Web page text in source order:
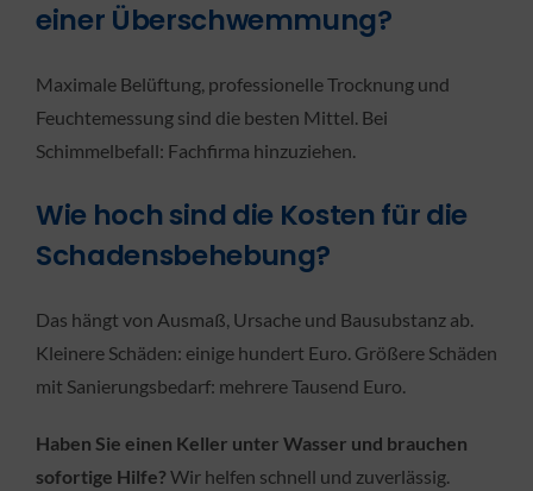
einer Überschwemmung?
Maximale Belüftung, professionelle Trocknung und
Feuchtemessung sind die besten Mittel. Bei
Schimmelbefall: Fachfirma hinzuziehen.
Wie hoch sind die Kosten für die
Schadensbehebung?
Das hängt von Ausmaß, Ursache und Bausubstanz ab.
Kleinere Schäden: einige hundert Euro. Größere Schäden
mit Sanierungsbedarf: mehrere Tausend Euro.
Haben Sie einen Keller unter Wasser und brauchen
sofortige Hilfe? Wir helfen schnell und zuverlässig.